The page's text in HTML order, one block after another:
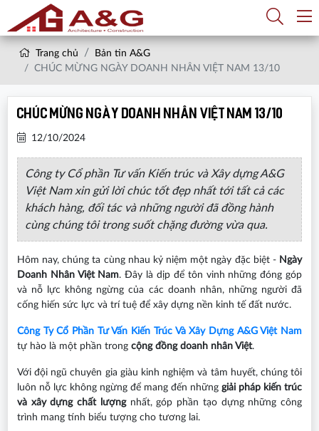
Trang chủ
Bản tin A&G
CHÚC MỪNG NGÀY DOANH NHÂN VIỆT NAM 13/10
CHÚC MỪNG NGÀY DOANH NHÂN VIỆT NAM 13/10
12/10/2024
Công ty Cổ phần Tư vấn Kiến trúc và Xây dựng A&G
Việt Nam xin gửi lời chúc tốt đẹp nhất tới tất cả các
khách hàng, đối tác và những người đã đồng hành
cùng chúng tôi trong suốt chặng đường vừa qua.
Hôm nay, chúng ta cùng nhau kỷ niệm một ngày đặc biệt - Ngày
Doanh Nhân Việt Nam. Đây là dịp để tôn vinh những đóng góp
và nỗ lực không ngừng của các doanh nhân, những người đã
cống hiến sức lực và trí tuệ để xây dựng nền kinh tế đất nước.
Công Ty Cổ Phần Tư Vấn Kiến Trúc Và Xây Dựng A&G Việt Nam
tự hào là một phần trong cộng đồng doanh nhân Việt.
Với đội ngũ chuyên gia giàu kinh nghiệm và tâm huyết, chúng tôi
luôn nỗ lực không ngừng để mang đến nhữnggiải pháp kiến trúc
và xây dựng chất lượng nhất, góp phần tạo dựng những công
trình mang tính biểu tượng cho tương lai.